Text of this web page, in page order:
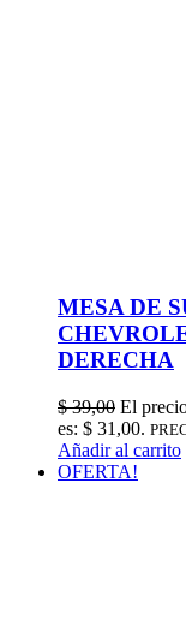
MESA DE
DERECHA
$39,00 El
es: $ 31,00.
Añadir al carrito
OFERTA!